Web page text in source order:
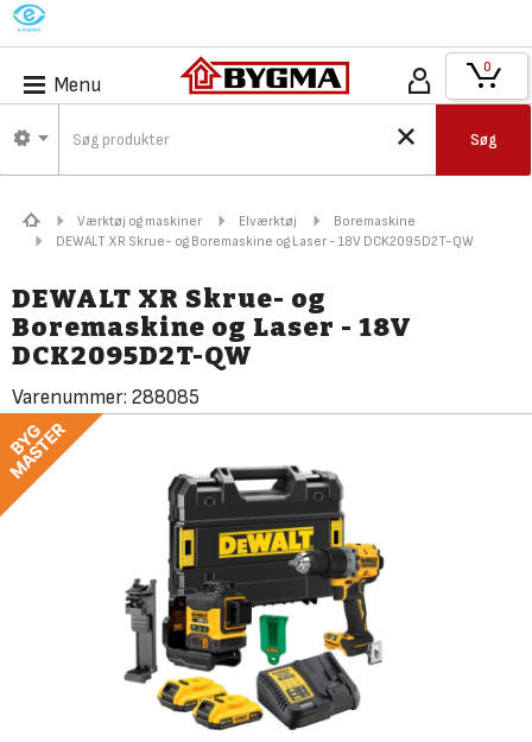
M
Menu
Søg
0
Værktøj og maskiner Elværktøj
Boremaskine
DEWALT XR Skrue- og Boremaskine og Laser - 18V DCK2095D2T-QW
DEWALT XR Skrue- og
Boremaskine og Laser - 18V
DCK2095D2T-QW
Varenummer: 288085